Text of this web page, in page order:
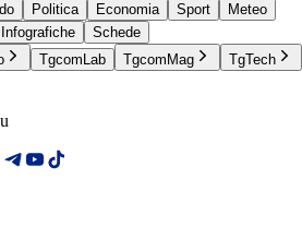
Politica Economia Sport
Meteo
Infografiche
Schede
TgcomLab TgcomMag TgTech